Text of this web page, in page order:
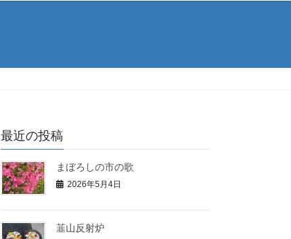
最近の投稿
まぼろしの市の歌
2026年5月4日
韮山反射炉